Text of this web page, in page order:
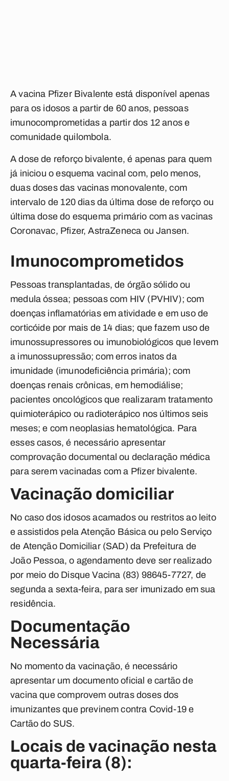
A vacina Pfizer Bivalente está disponível apenas
para os idosos a partir de 60 anos, pessoas
imunocomprometidas a partir dos 12 anos e
comunidade quilombola.
A dose de reforço bivalente, é apenas para quem
já iniciou o esquema vacinal com, pelo menos,
duas doses das vacinas monovalente, com
intervalo de 120 dias da última dose de reforço ou
última dose do esquema primário com as vacinas
Coronavac, Pfizer, AstraZeneca ou Jansen.
Imunocomprometidos
Pessoas transplantadas, de órgão sólido ou
medula óssea; pessoas com HIV (PVHIV); com
doenças inflamatórias em atividade e em uso de
corticóide por mais de 14 dias; que fazem uso de
imunossupressores ou imunobiológicos que levem
a imunossupressão; com erros inatos da
imunidade (imunodeficiência primária); com
doenças renais crônicas, em hemodiálise;
pacientes oncológicos que realizaram tratamento
quimioterápico ou radioterápico nos últimos seis
meses; e com neoplasias hematológica. Para
esses casos, é necessário apresentar
comprovação documental ou declaração médica
para serem vacinadas com a Pfizer bivalente.
Vacinação domiciliar
No caso dos idosos acamados ou restritos ao leito
e assistidos pela Atenção Básica ou pelo Serviço
de Atenção Domiciliar (SAD) da Prefeitura de
João Pessoa, o agendamento deve ser realizado
por meio do Disque Vacina (83) 98645-7727, de
segunda a sexta-feira, para ser imunizado em sua
residência.
Documentação
Necessária
No momento da vacinação, é necessário
apresentar um documento oficial e cartão de
vacina que comprovem outras doses dos
imunizantes que previnem contra Covid-19 e
Cartão do SUS.
Locais de vacinação nesta
quarta-feira (8):